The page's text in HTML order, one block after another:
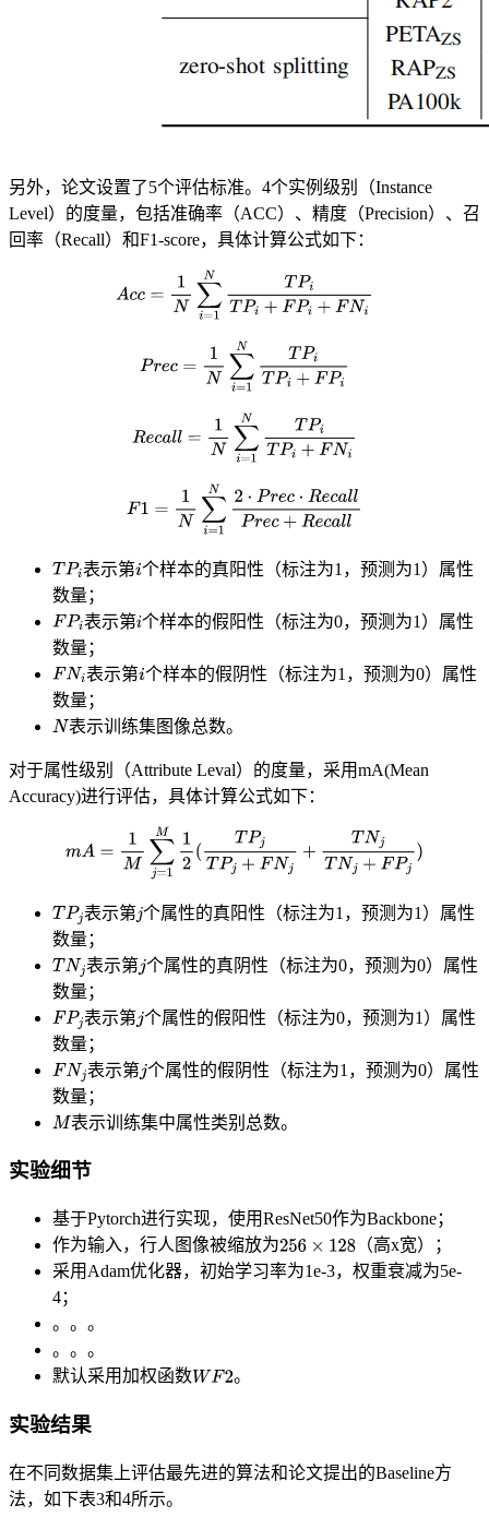
另外，论文设置了5个评估标准。4个实例级别（Instance
Level）的度量，包括准确率（ACC）、精度（Precision）、召
回率（Recall）和F1-score，具体计算公式如下：
表示第 个样本的真阳性（标注为1，预测为1）属性
数量；
表示第 个样本的假阳性（标注为0，预测为1）属性
数量；
表示第 个样本的假阴性（标注为1，预测为0）属性
数量；
表示训练集图像总数。
对于属性级别（Attribute Leval）的度量，采用mA(Mean
Accuracy)进行评估，具体计算公式如下：
表示第 个属性的真阳性（标注为1，预测为1）属性
数量；
表示第 个属性的真阴性（标注为0，预测为0）属性
数量；
表示第 个属性的假阳性（标注为0，预测为1）属性
数量；
表示第 个属性的假阴性（标注为1，预测为0）属性
数量；
表示训练集中属性类别总数。
实验细节
基于Pytorch进行实现，使用ResNet50作为Backbone；
作为输入，行人图像被缩放为
（高x宽）；
采用Adam优化器，初始学习率为1e-3，权重衰减为5e-
4；
。。。
。。。
默认采用加权函数
。
实验结果
在不同数据集上评估最先进的算法和论文提出的Baseline方
法，如下表3和4所示。